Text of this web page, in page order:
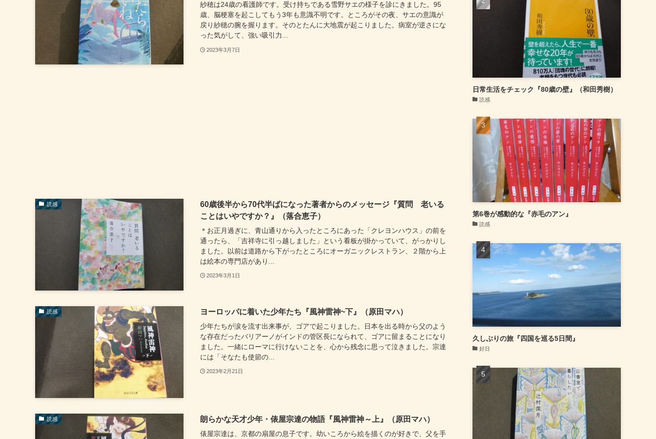
紗穂は24歳の看護師です。受け持ちである雪野サエの様子を診にきました。95
歳、脳梗塞を起こしてもう3年も意識不明です。ところがその夜、サエの意識が
戻り紗穂の腕を握ります。そのとたんに大地震が起こりました。病室が逆さにな
った気がして、強い吸引力...
2023年3月7日
読感
60歳後半から70代半ばになった著者からのメッセージ『質問 老いる
ことはいやですか？』（落合恵子）
＊お正月過ぎに、青山通りから入ったところにあった「クレヨンハウス」の前を
通ったら、「吉祥寺に引っ越しました」という看板が掛かっていて、がっかりし
ました。以前は道路から下がったところにオーガニックレストラン、２階から上
は絵本の専門店があり...
2023年3月1日
読感 ヨーロッパに着いた少年たち『風神雷神~下』（原田マハ）
少年たちが涙を流す出来事が、ゴアで起こりました。日本を出る時から父のよう
な存在だったバリアーノがインドの管区長になられて、ゴアに留まることになり
ました。一緒にローマに行けないことを、心から残念に思って泣きました。宗達
には「そなたも使節の...
2023年2月21日
読感 朗らかな天才少年・俵屋宗達の物語『風神雷神～上』（原田マハ）
俵屋宗達は、京都の扇屋の息子です。幼いころから絵を描くのが好きで、父を手
日常生活をチェック『80歳の壁』（和田秀樹）
読感
第6巻が感動的な『赤毛のアン』
読感
久しぶりの旅『四国を巡る5日間』
好日